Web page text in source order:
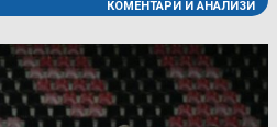
КОМЕНТАРИ И АНАЛИЗИ